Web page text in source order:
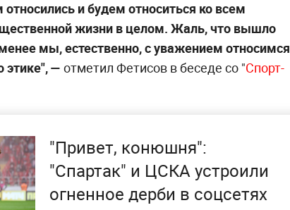
и будем относиться ко всем
жизни в целом. Жаль, что вышло
мы, естественно, с уважением относимся
этике", — отметил Фетисов в беседе со "Спорт-
"Привет, конюшня":
"Спартак" и ЦСКА устроили
огненное дерби в соцсетях